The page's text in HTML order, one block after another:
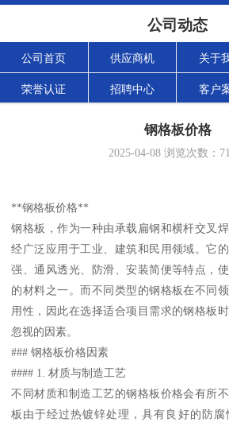
公司动态
公司首页 供应商机 关于
荣誉认证 招聘中心 客户
钢格板价格
2025-04-08浏览次数：
**钢格板价格**
钢格板，作为一种由承载扁钢和横杆交叉
经广泛应用于工业、建筑和民用领域。它
强、通风透光、防滑、安装简便等特点，
的材料之一。而不同类型的钢格板在不同
用性，因此在选择适合项目需求的钢格板
忽视的因素。
### 钢格板价格因素
#### 1. 材质与制造工艺
不同材质和制造工艺的钢格板价格会有所
板由于经过热镀锌处理，具有良好的防